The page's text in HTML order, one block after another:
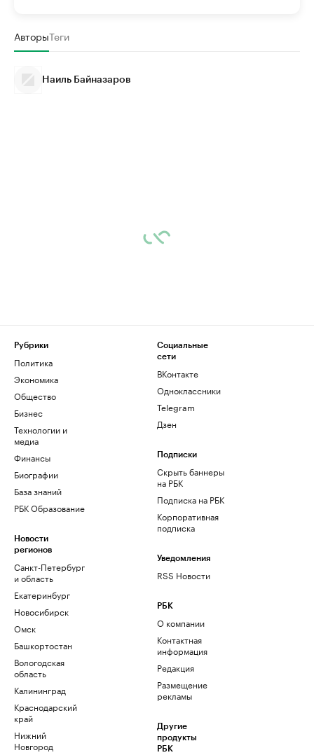
АвторыТеги
Наиль Байназаров
Рубрики
Политика
Экономика
Общество
Бизнес
Технологии и
медиа
Финансы
Биографии
База знаний
РБК Образование
Новости
регионов
Санкт-Петербург
и область
Екатеринбург
Новосибирск
Омск
Башкортостан
Вологодская
область
Калининград
Краснодарский
край
Нижний
Новгород
Социальные
сети
ВКонтакте
Одноклассники
Telegram
Дзен
Подписки
Скрыть баннеры
на РБК
Подписка на РБК
Корпоративная
подписка
Уведомления
RSS Новости
РБК
О компании
Контактная
информация
Редакция
Размещение
рекламы
Другие
продукты
РБК